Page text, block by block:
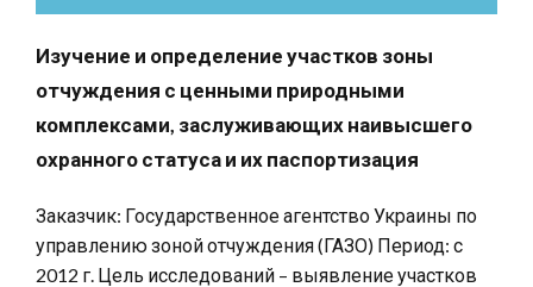
Изучение и определение участков зоны
отчуждения с ценными природными
комплексами, заслуживающих наивысшего
охранного статуса и их паспортизация
Заказчик: Государственное агентство Украины по
управлению зоной отчуждения (ГАЗО) Период: с
2012 г. Цель исследований – выявление участков